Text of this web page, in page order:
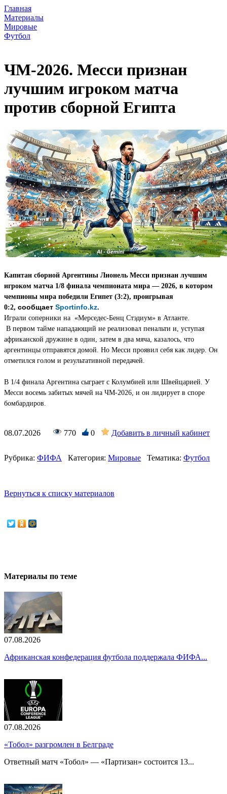
Главная
Материалы
Мировые
Футбол
ЧМ-2026. Месси признан
лучшим игроком матча
против сборной Египта
Капитан сборной Аргентины Лионель Месси признан лучшим
игроком матча 1/8 финала чемпионата мира — 2026, в котором
чемпионы мира победили Египет (3:2), проигрывая
0:2, сообщает Sportinfo.kz.
Играли соперники на «Мерседес-Бенц Стэдиум» в Атланте.
В первом тайме нападающий не реализовал пенальти и, уступая
африканской дружине в один, затем в два мяча, казалось, что
аргентинцы отправятся домой. Но Месси проявил себя как лидер. Он
отметился голом и результативной передачей.
В 1/4 финала Аргентина сыграет с Колумбией или Швейцарией. У
Месси восемь забитых мячей на ЧМ-2026, и он лидирует в споре
бомбардиров.
08.07.2026 770 0 Добавить в личный кабинет
Рубрика: ФИФА Категория: Мировые Тематика: Футбол
Вернуться к списку материалов
Материалы по теме
07.08.2026
Африканская конфедерация футбола поддержала ФИФА...
07.08.2026
«Тобол» разгромлен в Белграде
Ответный матч «Тобол» — «Партизан» состоится 13...